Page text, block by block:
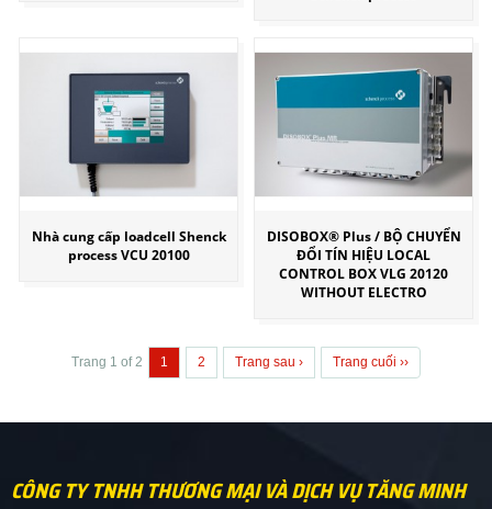
Nhà cung cấp loadcell Shenck
process VCU 20100
DISOBOX® Plus / BỘ CHUYỂN
ĐỔI TÍN HIỆU LOCAL
CONTROL BOX VLG 20120
WITHOUT ELECTRO
Trang 1 of 2 1 2 Trang sau › Trang cuối ››
CÔNG TY TNHH THƯƠNG MẠI VÀ DỊCH VỤ TĂNG MINH